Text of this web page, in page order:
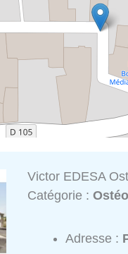
Victor EDESA
Catégorie :
Adresse :